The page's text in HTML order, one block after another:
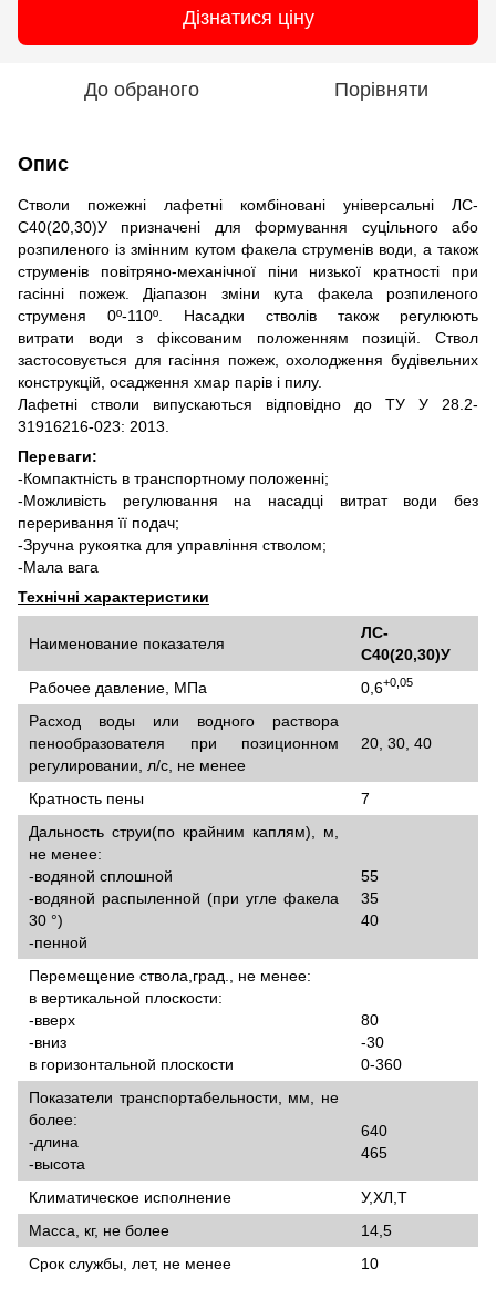
Дізнатися ціну
До обраного Порівняти
Опис
Стволи пожежні лафетні комбіновані універсальні ЛС-
С40(20,30)У призначені для формування суцільного або
розпиленого із змінним кутом факела струменів води, а також
струменів повітряно-механічної піни низької кратності при
гасінні пожеж. Діапазон зміни кута факела розпиленого
струменя 0º-110º. Насадки стволів також регулюють
витрати води з фіксованим положенням позицій. Ствол
застосовується для гасіння пожеж, охолодження будівельних
конструкцій, осадження хмар парів і пилу.
Лафетні стволи випускаються відповідно до ТУ У 28.2-
31916216-023: 2013.
Переваги:
-Компактність в транспортному положенні;
-Можливість регулювання на насадці витрат води без
переривання її подач;
-Зручна рукоятка для управління стволом;
-Мала вага
Технічні характеристики
Наименование показателя
ЛС-
С40(20,30)У
Рабочее давление, МПа
0,6+0,05
Расход воды или водного раствора
пенообразователя при позиционном
регулировании, л/с, не менее
20, 30, 40
Кратность пены
7
Дальность струи(по крайним каплям), м,
не менее:
-водяной сплошной
-водяной распыленной (при угле факела
30 °)
-пенной
55
35
40
Перемещение ствола,град., не менее:
в вертикальной плоскости:
-вверх
-вниз
в горизонтальной плоскости
80
-30
0-360
Показатели транспортабельности, мм, не
более:
-длина
-высота
640
465
Климатическое исполнение
У,ХЛ,Т
Масса, кг, не более
14,5
Срок службы, лет, не менее
10